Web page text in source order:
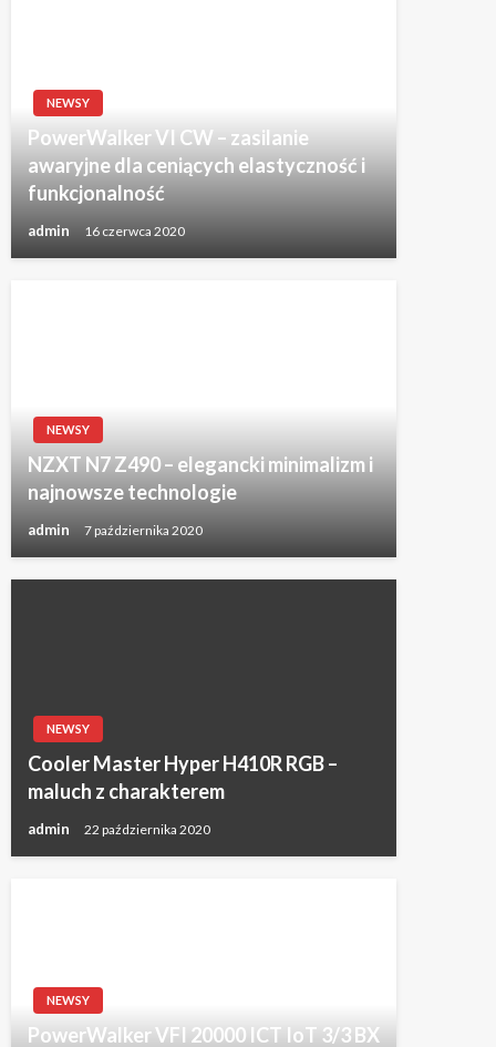
NEWSY
PowerWalker VI CW – zasilanie
awaryjne dla ceniących elastyczność i
funkcjonalność
admin 16 czerwca 2020
NEWSY
NZXT N7 Z490 – elegancki minimalizm i
najnowsze technologie
admin 7 października 2020
NEWSY
Cooler Master Hyper H410R RGB –
maluch z charakterem
admin 22 października 2020
NEWSY
PowerWalker VFI 20000 ICT IoT 3/3 BX